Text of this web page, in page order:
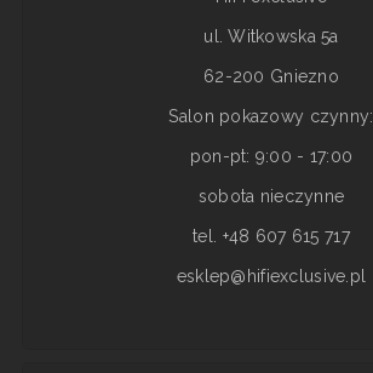
ul. Witkowska 5a
62-200 Gniezno
Salon pokazowy czynny:
pon-pt: 9:00 - 17:00
sobota nieczynne
tel. +48 607 615 717
esklep@hifiexclusive.pl